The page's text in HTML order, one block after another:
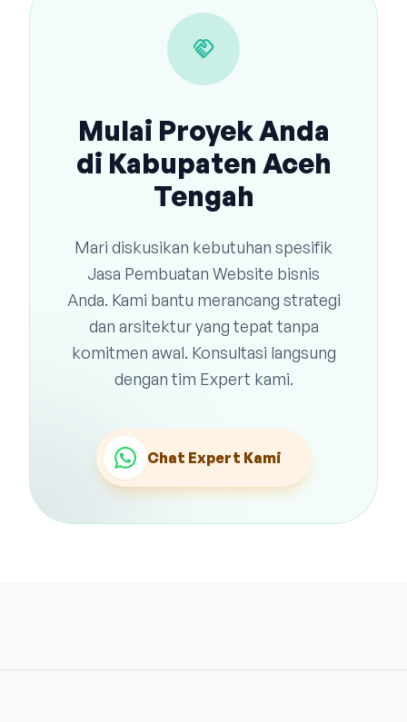
handshake
Mulai Proyek Anda
di Kabupaten Aceh
Tengah
Mari diskusikan kebutuhan spesifik
Jasa Pembuatan Website bisnis
Anda. Kami bantu merancang strategi
dan arsitektur yang tepat tanpa
komitmen awal. Konsultasi langsung
dengan tim Expert kami.
Chat Expert Kami